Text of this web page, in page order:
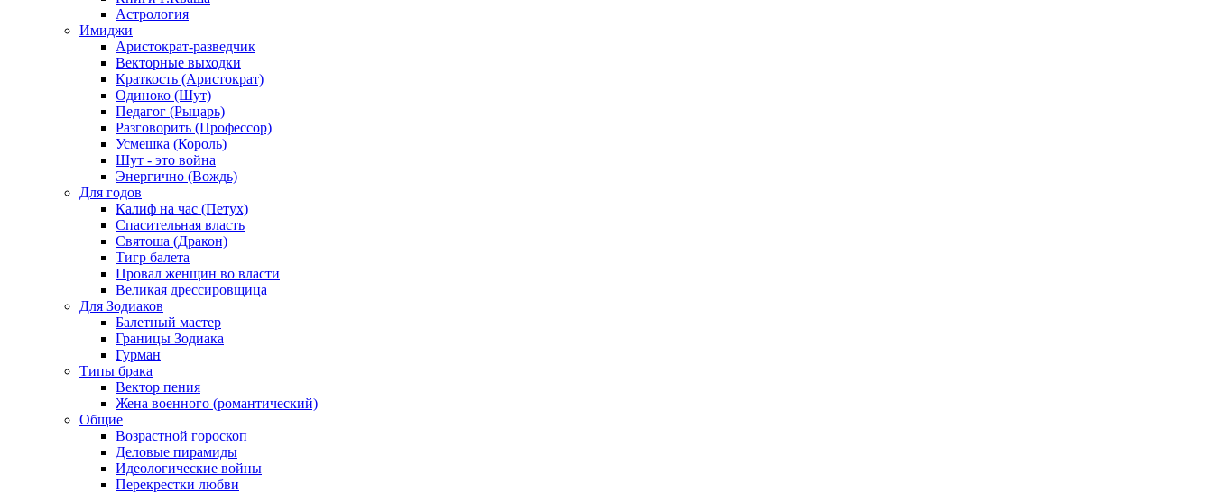
Астрология
Имиджи
Аристократ-разведчик
Векторные выходки
Краткость (Аристократ)
Одиноко (Шут)
Педагог (Рыцарь)
Разговорить (Профессор)
Усмешка (Король)
Шут - это война
Энергично (Вождь)
Для годов
Калиф на час (Петух)
Спасительная власть
Святоша (Дракон)
Тигр балета
Провал женщин во власти
Великая дрессировщица
Для Зодиаков
Балетный мастер
Границы Зодиака
Гурман
Типы брака
Вектор пения
Жена военного (романтический)
Общие
Возрастной гороскоп
Деловые пирамиды
Идеологические войны
Перекрестки любви